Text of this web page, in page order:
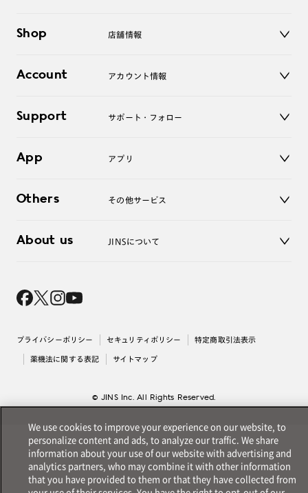
#猫背がバレた…
サングラス
コンタクトレンズ
アクセサリー
Shop 店舗情報
オンラインショップ
Account アカウント情報
ログアウト
Support サポート・フォロー
よくあるご質問
お問い合わせ
App アプリ
Others その他サービス
レンズ交換
About us JINSについて
採用情報
出店について
プライバシーポリシー セキュリティポリシー 特定商取引法表示
薬機法に関する表記 サイトマップ
© JINS Inc. All Rights Reserved.
We use cookies to improve your experience on our website, to
personalize content and ads, to analyze our traffic. We share
information about your use of our website with advertising and
analytics partners, who may combine it with other information
that you have provided to them or that they have collected from